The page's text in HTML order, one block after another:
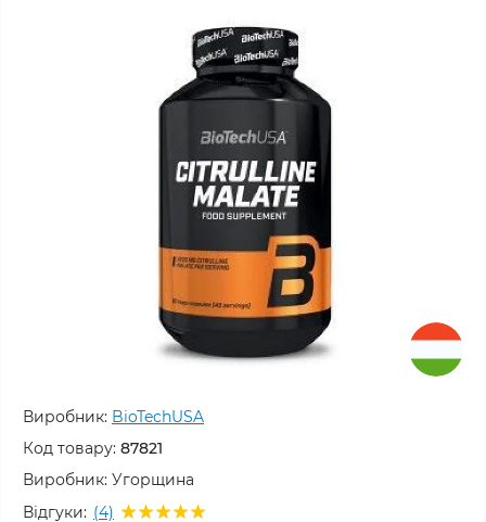
Виробник: BioTechUSA
Код товару: 87821
Виробник: Угорщина
Відгуки: (4)